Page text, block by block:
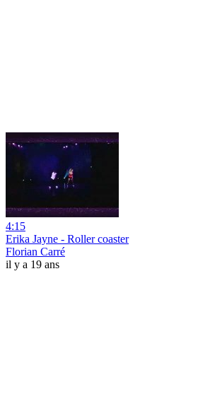
4:15
Erika Jayne - Roller coaster
Florian Carré
il y a 19 ans